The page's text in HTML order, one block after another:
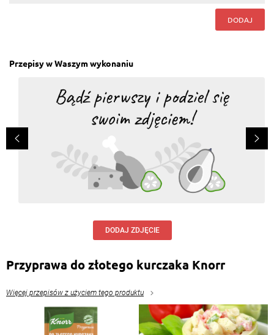
DODAJ
Przepisy w Waszym wykonaniu
DODAJ ZDJĘCIE
Przyprawa do złotego kurczaka Knorr
Więcej przepisów z użyciem tego produktu